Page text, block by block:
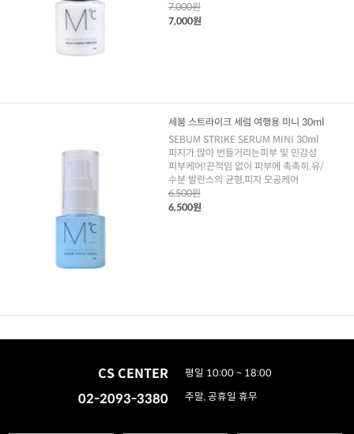
7,000원
7,000원
세붐 스트라이크 세럼 여행용 미니 30ml
SEBUM STRIKE SERUM MINI 30ml
피지가 많아 번들거리는피부 및 민감성
피부케어!끈적임 없이 피부에 촉촉히.유/
수분 발란스의 균형,피지 모공케어
6,500원
6,500원
CS CENTER
02-2093-3380
평일 10:00 ~ 18:00
주말, 공휴일 휴무